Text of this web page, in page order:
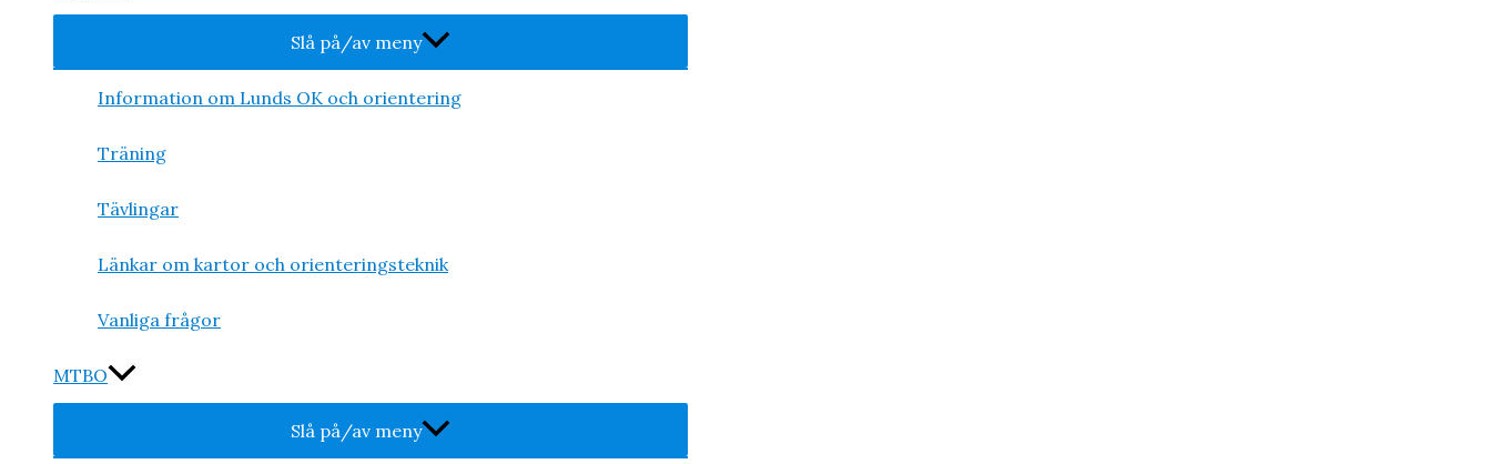
Slå på/av meny
Information om Lunds OK och orientering
Träning
Tävlingar
Länkar om kartor och orienteringsteknik
Vanliga frågor
MTBO
Slå på/av meny